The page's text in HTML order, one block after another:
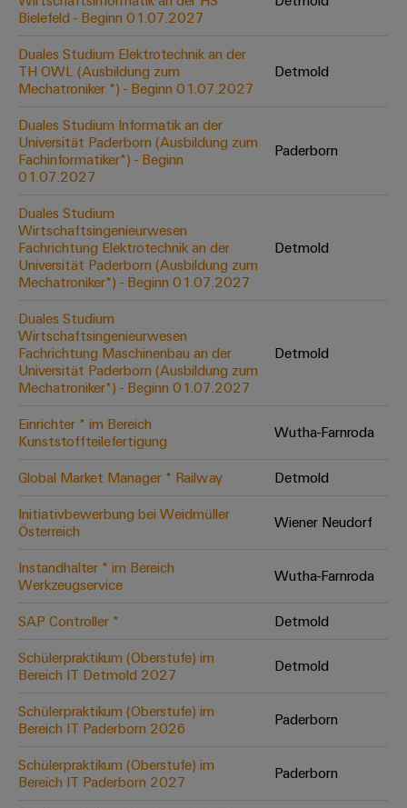
Abwasseraufbereitung
für
die
Wasser-
Abwasserindustrie
Wasserstoff
Wasserstoff
Schlüsseltechnologie
für
die
Energiewende
Effizienter
Betrieb
von
Windparks
Werkzeuge
Automaten
Software
Markierer
Industriedrucker
Cabinet
Infrastructure
Assemblierungsservice
Bestückte
Klemmenleisten
Modifizierte
und
bestückte
Kundenspezifische
Kabelkonfektionierung
Praxisnahe
Unsere Neuheiten
im Bereich
Bielefeld - Beginn 01.07.2027
Duales Studium Elektrotechnik an der
TH OWL (Ausbildung zum
Mechatroniker *) - Beginn 01.07.2027
Detmold
Duales Studium Informatik an der
Universität Paderborn (Ausbildung zum
Fachinformatiker*) - Beginn
01.07.2027
Paderborn
Duales Studium
Wirtschaftsingenieurwesen
Fachrichtung Elektrotechnik an der
Universität Paderborn (Ausbildung zum
Mechatroniker*) - Beginn 01.07.2027
Detmold
Duales Studium
Wirtschaftsingenieurwesen
Fachrichtung Maschinenbau an der
Universität Paderborn (Ausbildung zum
Mechatroniker*) - Beginn 01.07.2027
Detmold
Einrichter * im Bereich
Kunststoffteilefertigung
Wutha-Farnroda
Global Market Manager * Railway
Detmold
Initiativbewerbung bei Weidmüller
Österreich
Wiener Neudorf
Instandhalter * im Bereich
Werkzeugservice
Wutha-Farnroda
SAP Controller *
Detmold
Schülerpraktikum (Oberstufe) im
Bereich IT Detmold 2027
Detmold
Schülerpraktikum (Oberstufe) im
Bereich IT Paderborn 2026
Paderborn
Schülerpraktikum (Oberstufe) im
Bereich IT Paderborn 2027
Paderborn